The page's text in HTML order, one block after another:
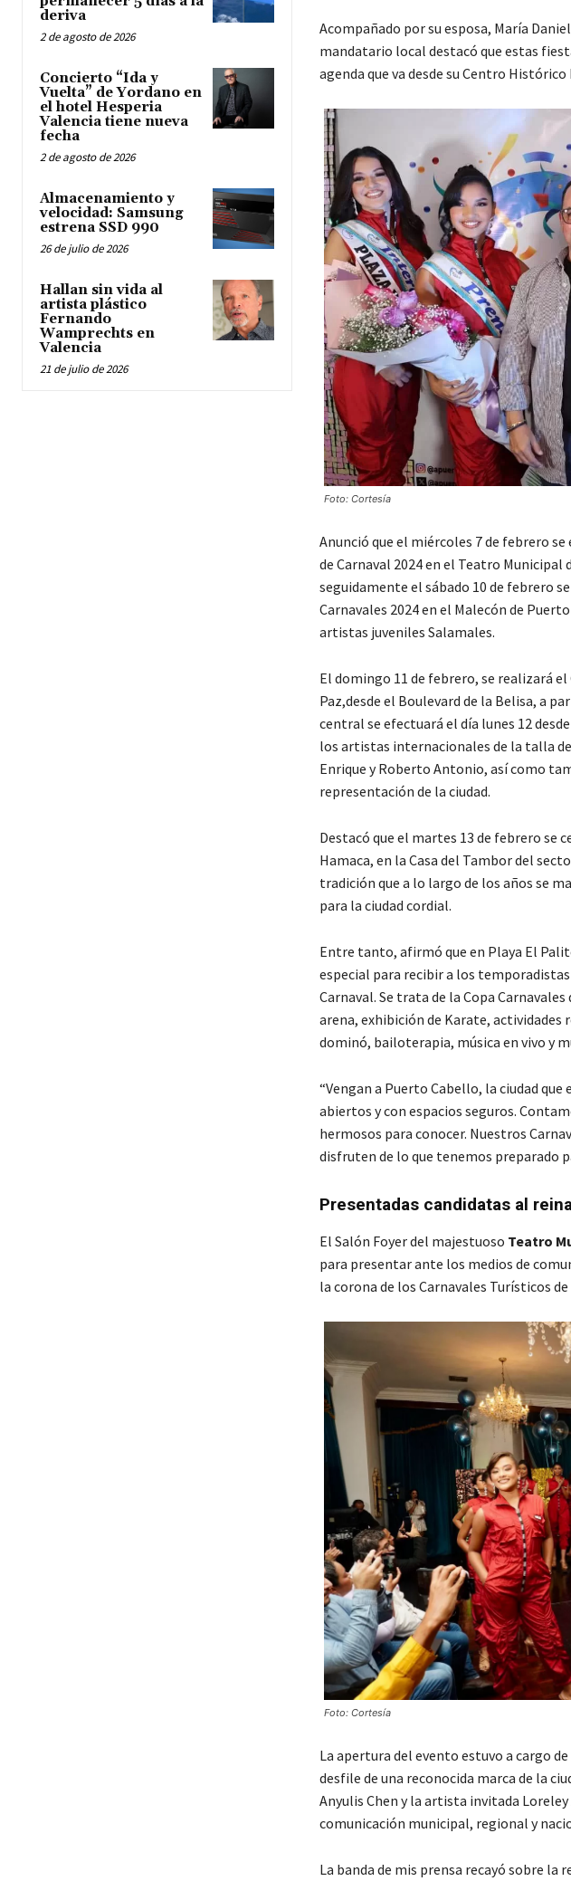
deriva
2 de agosto de 2026
Concierto “Ida y
Vuelta” de Yordano en
el hotel Hesperia
Valencia tiene nueva
fecha
2 de agosto de 2026
Almacenamiento y
velocidad: Samsung
estrena SSD 990
26 de julio de 2026
Hallan sin vida al
artista plástico
Fernando
Wamprechts en
Valencia
21 de julio de 2026
Acompañado por su esposa, María
mandatario local destacó que estas
agenda que va desde su Centro Histórico
Foto: Cortesía
Anunció que el miércoles 7 de febrero
de Carnaval 2024 en el Teatro Municipal
seguidamente el sábado 10 de febrero
Carnavales 2024 en el Malecón de
artistas juveniles Salamales.
El domingo 11 de febrero, se realizará el
Paz,desde el Boulevard de la Belisa, a
central se efectuará el día lunes 12
los artistas internacionales de la talla
Enrique y Roberto Antonio, así como
representación de la ciudad.
Destacó que el martes 13 de febrero se
Hamaca, en la Casa del Tambor del
tradición que a lo largo de los años se
para la ciudad cordial.
Entre tanto, afirmó que en Playa El
especial para recibir a los temporadistas
Carnaval. Se trata de la Copa
arena, exhibición de Karate, actividades
dominó, bailoterapia, música en vivo y
“Vengan a Puerto Cabello, la ciudad
abiertos y con espacios seguros.
hermosos para conocer. Nuestros
disfruten de lo que tenemos preparado
Presentadas candidatas al
El Salón Foyer del majestuoso Teatro
para presentar ante los medios de
la corona de los Carnavales Turísticos
Foto: Cortesía
La apertura del evento estuvo a cargo
desfile de una reconocida marca de la
Anyulis Chen y la artista invitada
comunicación municipal, regional y
La banda de mis prensa recayó sobre